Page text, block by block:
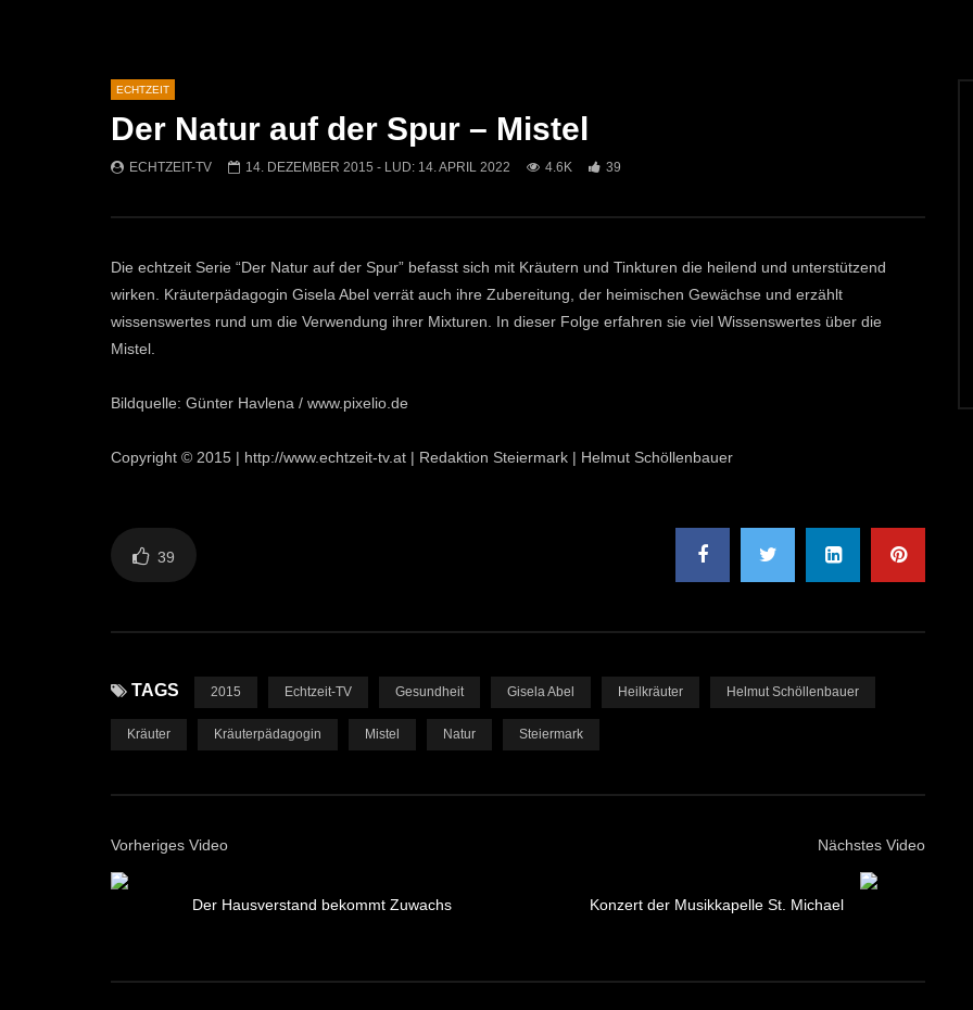
Später Ansehen
07:46 07:02
ECHTZEIT
Der Natur auf der Spur – Mistel
ECHTZEIT-TV 14. DEZEMBER 2015 - LUD: 14. APRIL 2022 4.6K 39
Die echtzeit Serie “Der Natur auf der Spur” befasst sich mit Kräutern und Tinkturen die heilend und unterstützend
wirken. Kräuterpädagogin Gisela Abel verrät auch ihre Zubereitung, der heimischen Gewächse und erzählt
wissenswertes rund um die Verwendung ihrer Mixturen. In dieser Folge erfahren sie viel Wissenswertes über die
Mistel.
Bildquelle: Günter Havlena / www.pixelio.de
Copyright © 2015 | http://www.echtzeit-tv.at | Redaktion Steiermark | Helmut Schöllenbauer
39
TAGS 2015 Echtzeit-TV Gesundheit Gisela Abel Heilkräuter Helmut Schöllenbauer
Kräuter Kräuterpädagogin Mistel Natur Steiermark
Vorheriges Video
Der Hausverstand bekommt Zuwachs
Nächstes Video
Konzert der Musikkapelle St. Michael